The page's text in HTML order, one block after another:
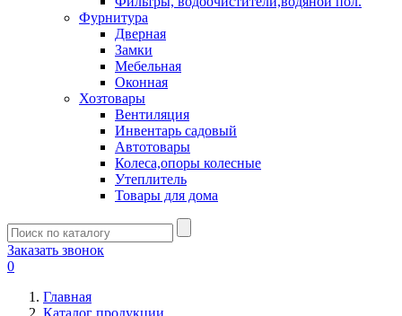
Фурнитура
Дверная
Замки
Мебельная
Оконная
Хозтовары
Вентиляция
Инвентарь садовый
Автотовары
Колеса,опоры колесные
Утеплитель
Товары для дома
Заказать звонок
0
Главная
Каталог продукции